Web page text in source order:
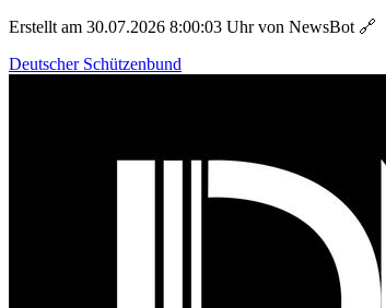
Erstellt am 30.07.2026 8:00:03 Uhr von NewsBot 🔗
Deutscher Schützenbund